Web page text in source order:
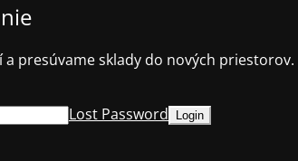
presúvame sklady do nových priestorov.
Lost Password